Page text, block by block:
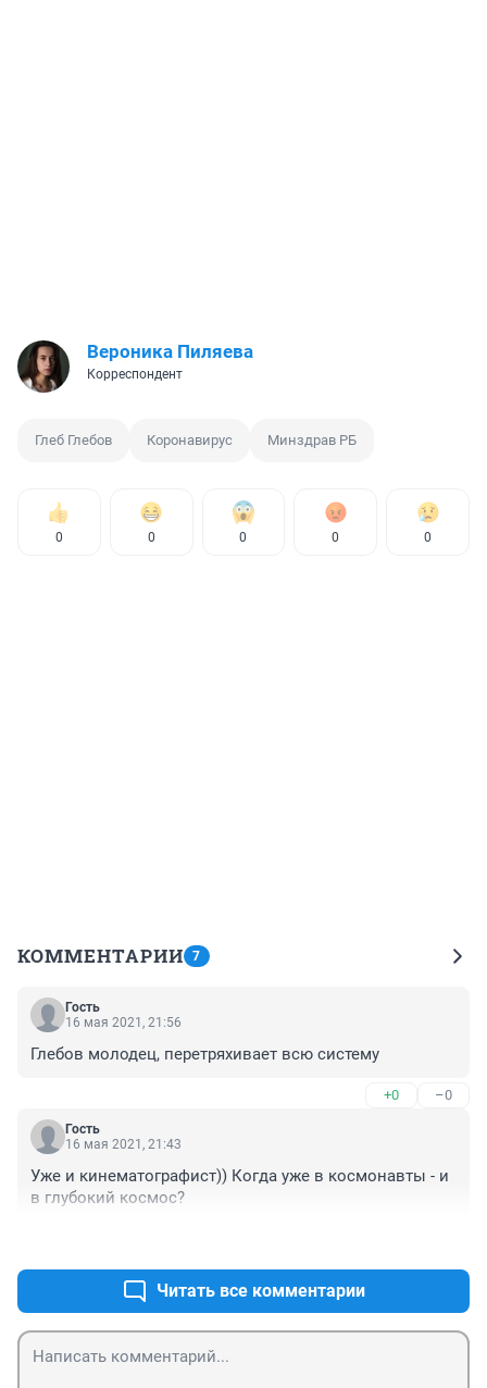
Вероника Пиляева
Корреспондент
Глеб Глебов Коронавирус Минздрав РБ
0 0 0 0 0
КОММЕНТАРИИ 7
Гость
16 мая 2021, 21:56
Глебов молодец, перетряхивает всю систему
+0 –0
Гость
16 мая 2021, 21:43
Уже и кинематографист)) Когда уже в космонавты - и
в глубокий космос?
Читать все комментарии